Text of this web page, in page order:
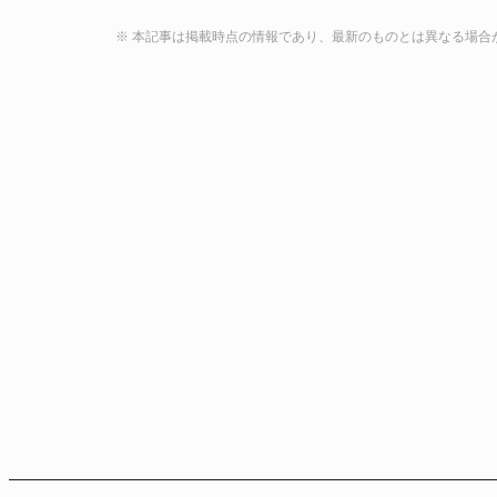
※ 本記事は掲載時点の情報であり、最新のものとは異なる場合